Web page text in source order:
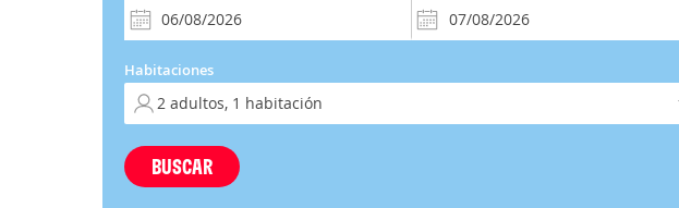
Habitaciones
BUSCAR